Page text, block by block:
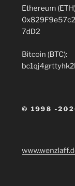
Ethereum
7dD2
Bitcoin (BTC):
© 1998 -